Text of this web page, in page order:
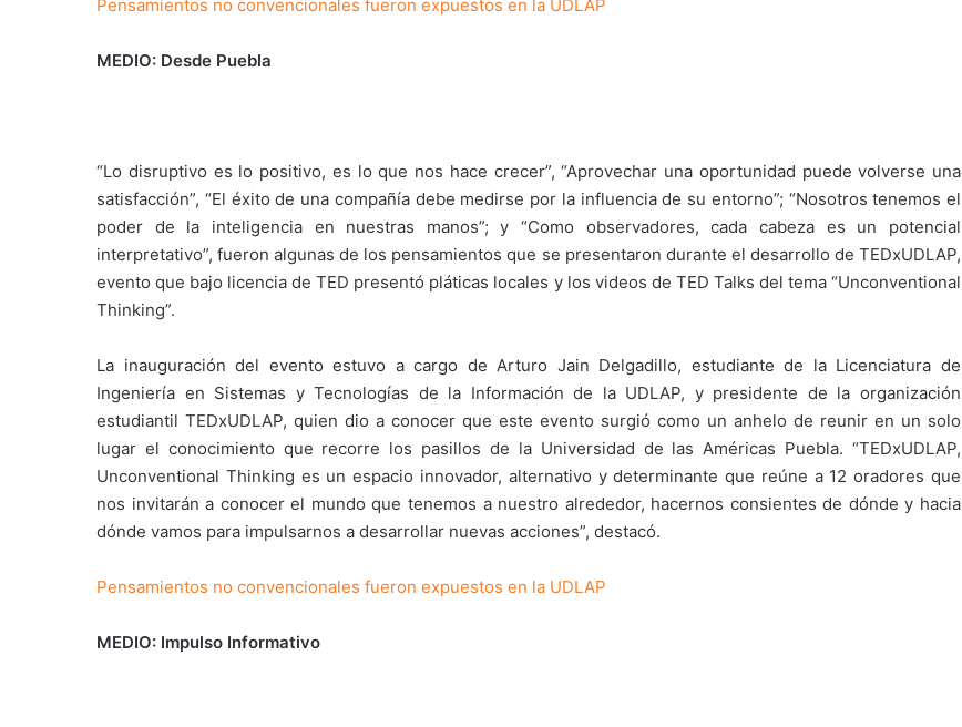
Pensamientos no convencionales fueron expuestos en la UDLAP
MEDIO: Desde Puebla
“Lo disruptivo es lo positivo, es lo que nos hace crecer”, “Aprovechar una oportunidad puede volverse una
satisfacción”, “El éxito de una compañía debe medirse por la influencia de su entorno”; “Nosotros tenemos el
poder de la inteligencia en nuestras manos”; y “Como observadores, cada cabeza es un potencial
interpretativo”, fueron algunas de los pensamientos que se presentaron durante el desarrollo de TEDxUDLAP,
evento que bajo licencia de TED presentó pláticas locales y los videos de TED Talks del tema “Unconventional
Thinking”.
La inauguración del evento estuvo a cargo de Arturo Jain Delgadillo, estudiante de la Licenciatura de
Ingeniería en Sistemas y Tecnologías de la Información de la UDLAP, y presidente de la organización
estudiantil TEDxUDLAP, quien dio a conocer que este evento surgió como un anhelo de reunir en un solo
lugar el conocimiento que recorre los pasillos de la Universidad de las Américas Puebla. “TEDxUDLAP,
Unconventional Thinking es un espacio innovador, alternativo y determinante que reúne a 12 oradores que
nos invitarán a conocer el mundo que tenemos a nuestro alrededor, hacernos consientes de dónde y hacia
dónde vamos para impulsarnos a desarrollar nuevas acciones”, destacó.
Pensamientos no convencionales fueron expuestos en la UDLAP
MEDIO: Impulso Informativo